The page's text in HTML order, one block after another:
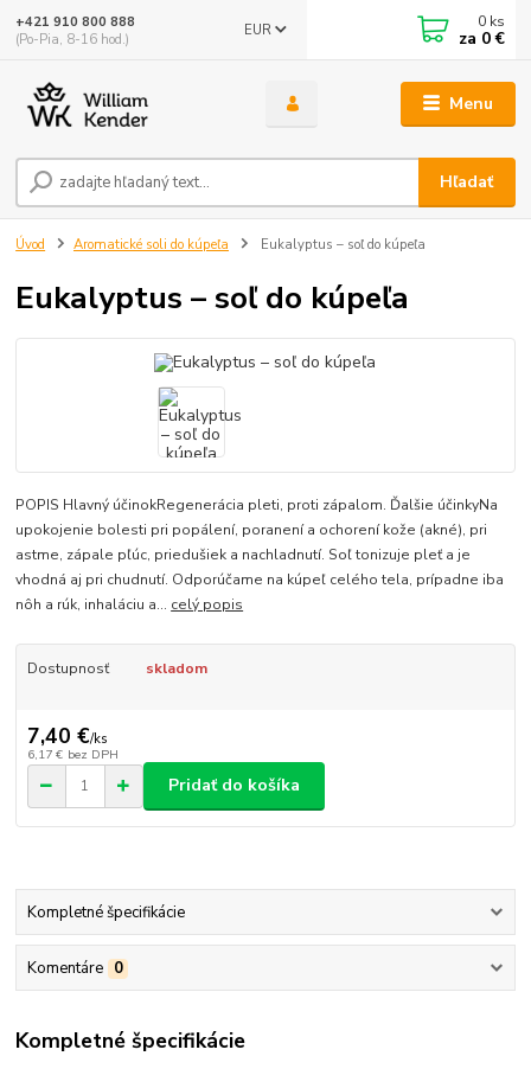
Menu
EUR
Hľadať
+421 910 800 888
(Po-Pia, 8-16 hod.)
0 ks
za 0 €
Úvod Aromatické soli do kúpeľa Eukalyptus – soľ do kúpeľa
Eukalyptus – soľ do kúpeľa
POPIS Hlavný účinokRegenerácia pleti, proti zápalom. Ďalšie účinkyNa
upokojenie bolesti pri popálení, poranení a ochorení kože (akné), pri
astme, zápale pľúc, priedušiek a nachladnutí. Soľ tonizuje pleť a je
vhodná aj pri chudnutí. Odporúčame na kúpeľ celého tela, prípadne iba
nôh a rúk, inhaláciu a... celý popis
Dostupnosť skladom
7,40 €/ks
6,17 € bez DPH
Pridať do košíka
Kompletné špecifikácie
Komentáre 0
Kompletné špecifikácie